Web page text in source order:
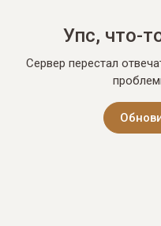
Упс, что-
Сервер перестал